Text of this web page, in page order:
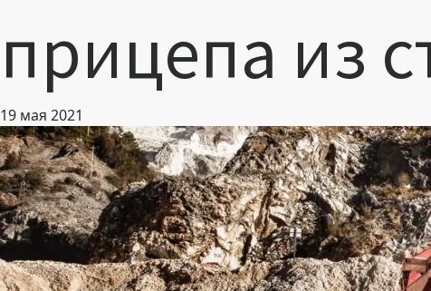
прицепа из
19 мая 2021